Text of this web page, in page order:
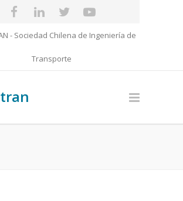
- Sociedad Chilena de Ingeniería de
Transporte